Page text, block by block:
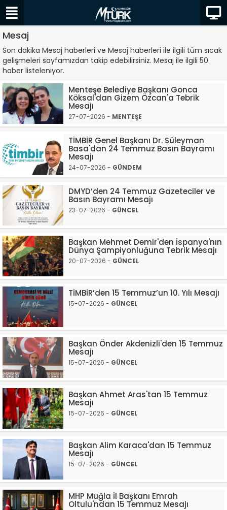
Mesaj
Son dakika Mesaj haberleri ve Mesaj haberleri ile ilgili tüm sıcak
gelişmeleri sayfamızdan takip edebilirsiniz. Mesaj ile ilgili 50
haber listeleniyor.
Menteşe Belediye Başkanı Gonca
Köksal'dan Gizem Özcan'a Tebrik
Mesajı
27-07-2026 - MENTEŞE
TİMBİR Genel Başkanı Dr. Süleyman
Basa'dan 24 Temmuz Basın Bayramı
Mesajı
24-07-2026 - GÜNDEM
DMYD’den 24 Temmuz Gazeteciler ve
Basın Bayramı Mesajı
23-07-2026 - GÜNCEL
Başkan Mehmet Demir'den İspanya'nın
Dünya Şampiyonluğuna Tebrik Mesajı
20-07-2026 - GÜNCEL
TİMBİR’den 15 Temmuz’un 10. Yılı Mesajı
15-07-2026 - GÜNCEL
Başkan Önder Akdenizli'den 15 Temmuz
Mesajı
15-07-2026 - GÜNCEL
Başkan Ahmet Aras'tan 15 Temmuz
Mesajı
15-07-2026 - GÜNCEL
Başkan Alim Karaca'dan 15 Temmuz
Mesajı
15-07-2026 - GÜNCEL
MHP Muğla İl Başkanı Emrah
Oltulu'ndan 15 Temmuz Mesajı